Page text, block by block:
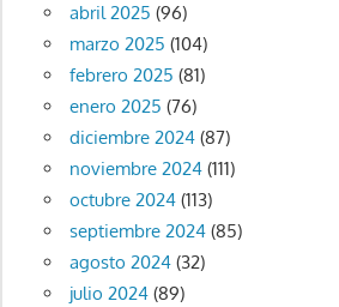
abril 2025 (96)
marzo 2025 (104)
febrero 2025 (81)
enero 2025 (76)
diciembre 2024(87)
noviembre 2024(111)
octubre 2024(113)
septiembre 2024(85)
agosto 2024(32)
julio 2024(89)